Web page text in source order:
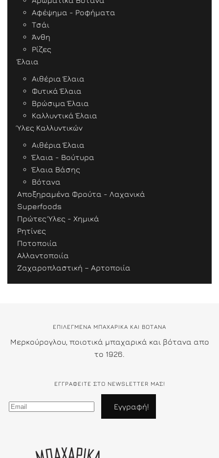
Αφέψημα - Ροφήματα
Τσάι
Άνθη
Ρίζες
Έλαια
Αιθέρια Έλαια
Φυτικά Έλαια
Βρώσιμα Έλαια
Καλλυντικά Έλαια
Ύλες Καλλυντικών
Αιθέρια Έλαια
Έλαια - Βούτυρα
Έλαια Βάσης
Βότανα
Αποξηραμένα Φρούτα - Λαχανικά
Superfoods
Πρώτες Ύλες - Χημικά
Ρητίνες
Ποτοποιία
Αλλαντοποιία
Ζαχαροπλαστική – Αρτοποιία
ΕΠΙΛΕΓΜΕΝΑ ΜΠΑΧΑΡΙΚΑ ΚΑΙ ΒΟΤΑΝΑ
Μερκούρογλου, ποιοτικά μπαχαρικά και βότανα απο
το 1926.
ΕΓΓΡΑΦΕΊΤΕ ΣΤΟ NEWSLETTER ΜΑΣ!